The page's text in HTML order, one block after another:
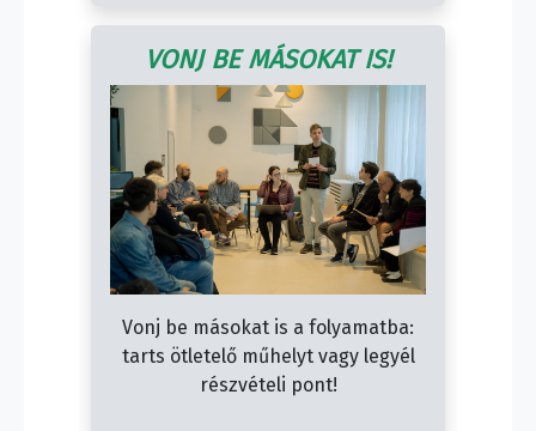
VONJ BE MÁSOKAT IS!
Vonj be másokat is a folyamatba:
tarts ötletelő műhelyt vagy legyél
részvételi pont!